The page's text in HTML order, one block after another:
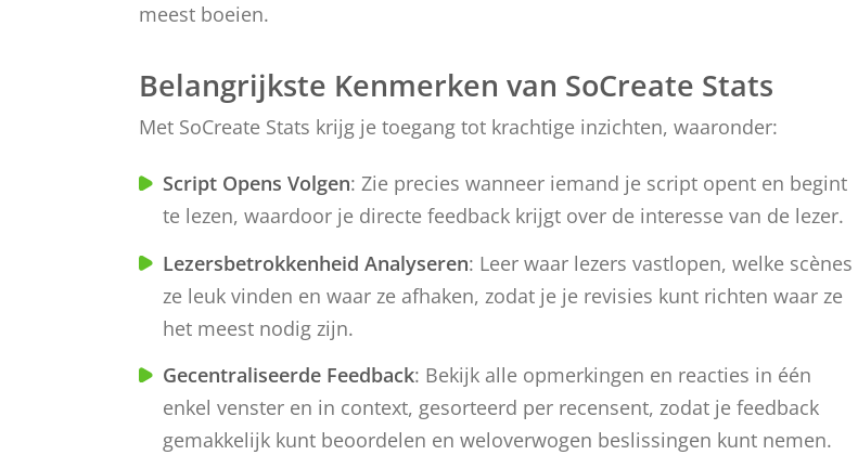
meest boeien.
Belangrijkste Kenmerken van SoCreate Stats
Met SoCreate Stats krijg je toegang tot krachtige inzichten, waaronder:
Script Opens Volgen: Zie precies wanneer iemand je script opent en begint
te lezen, waardoor je directe feedback krijgt over de interesse van de lezer.
Lezersbetrokkenheid Analyseren: Leer waar lezers vastlopen, welke scènes
ze leuk vinden en waar ze afhaken, zodat je je revisies kunt richten waar ze
het meest nodig zijn.
Gecentraliseerde Feedback: Bekijk alle opmerkingen en reacties in één
enkel venster en in context, gesorteerd per recensent, zodat je feedback
gemakkelijk kunt beoordelen en weloverwogen beslissingen kunt nemen.